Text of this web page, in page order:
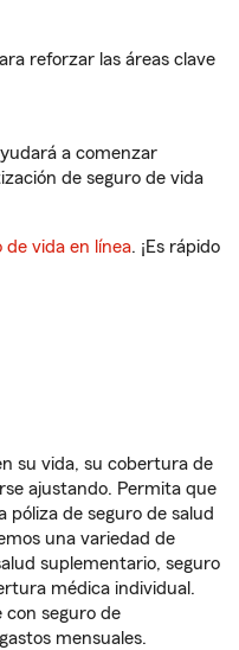
reforzar las áreas clave
a comenzar
de seguro de vida
de vida en línea. ¡Es rápido
su vida, su cobertura de
ajustando. Permita que
de seguro de salud
una variedad de
suplementario, seguro
médica individual.
con seguro de
mensuales.